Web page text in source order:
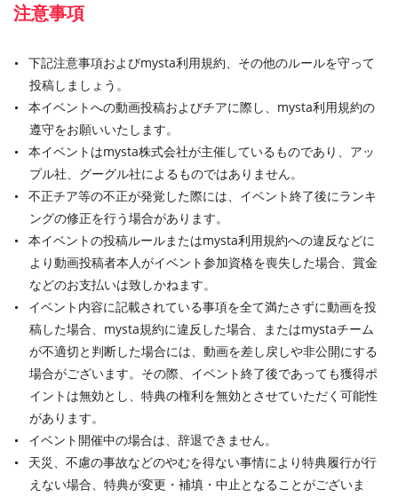
注意事項
下記注意事項およびmysta利用規約、その他のルールを守って
投稿しましょう。
本イベントへの動画投稿およびチアに際し、mysta利用規約の
遵守をお願いいたします。
本イベントはmysta株式会社が主催しているものであり、アッ
プル社、グーグル社によるものではありません。
不正チア等の不正が発覚した際には、イベント終了後にランキ
ングの修正を行う場合があります。
本イベントの投稿ルールまたはmysta利用規約への違反などに
より動画投稿者本人がイベント参加資格を喪失した場合、賞金
などのお支払いは致しかねます。
イベント内容に記載されている事項を全て満たさずに動画を投
稿した場合、mysta規約に違反した場合、またはmystaチーム
が不適切と判断した場合には、動画を差し戻しや非公開にする
場合がございます。その際、イベント終了後であっても獲得ポ
イントは無効とし、特典の権利を無効とさせていただく可能性
があります。
イベント開催中の場合は、辞退できません。
天災、不慮の事故などのやむを得ない事情により特典履行が行
えない場合、特典が変更・補填・中止となることがございま